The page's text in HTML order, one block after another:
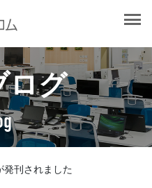
ログ
要
念
得
理由
紹介
ページ制作
刊されました